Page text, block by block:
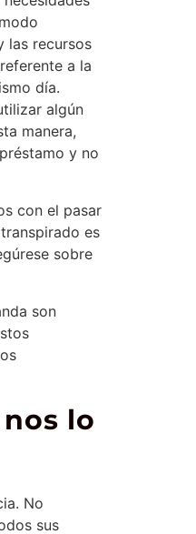
las recursos
a la
día.
algún
manera,
y no
con el pasar
es
sobre
son
lo
No
sus